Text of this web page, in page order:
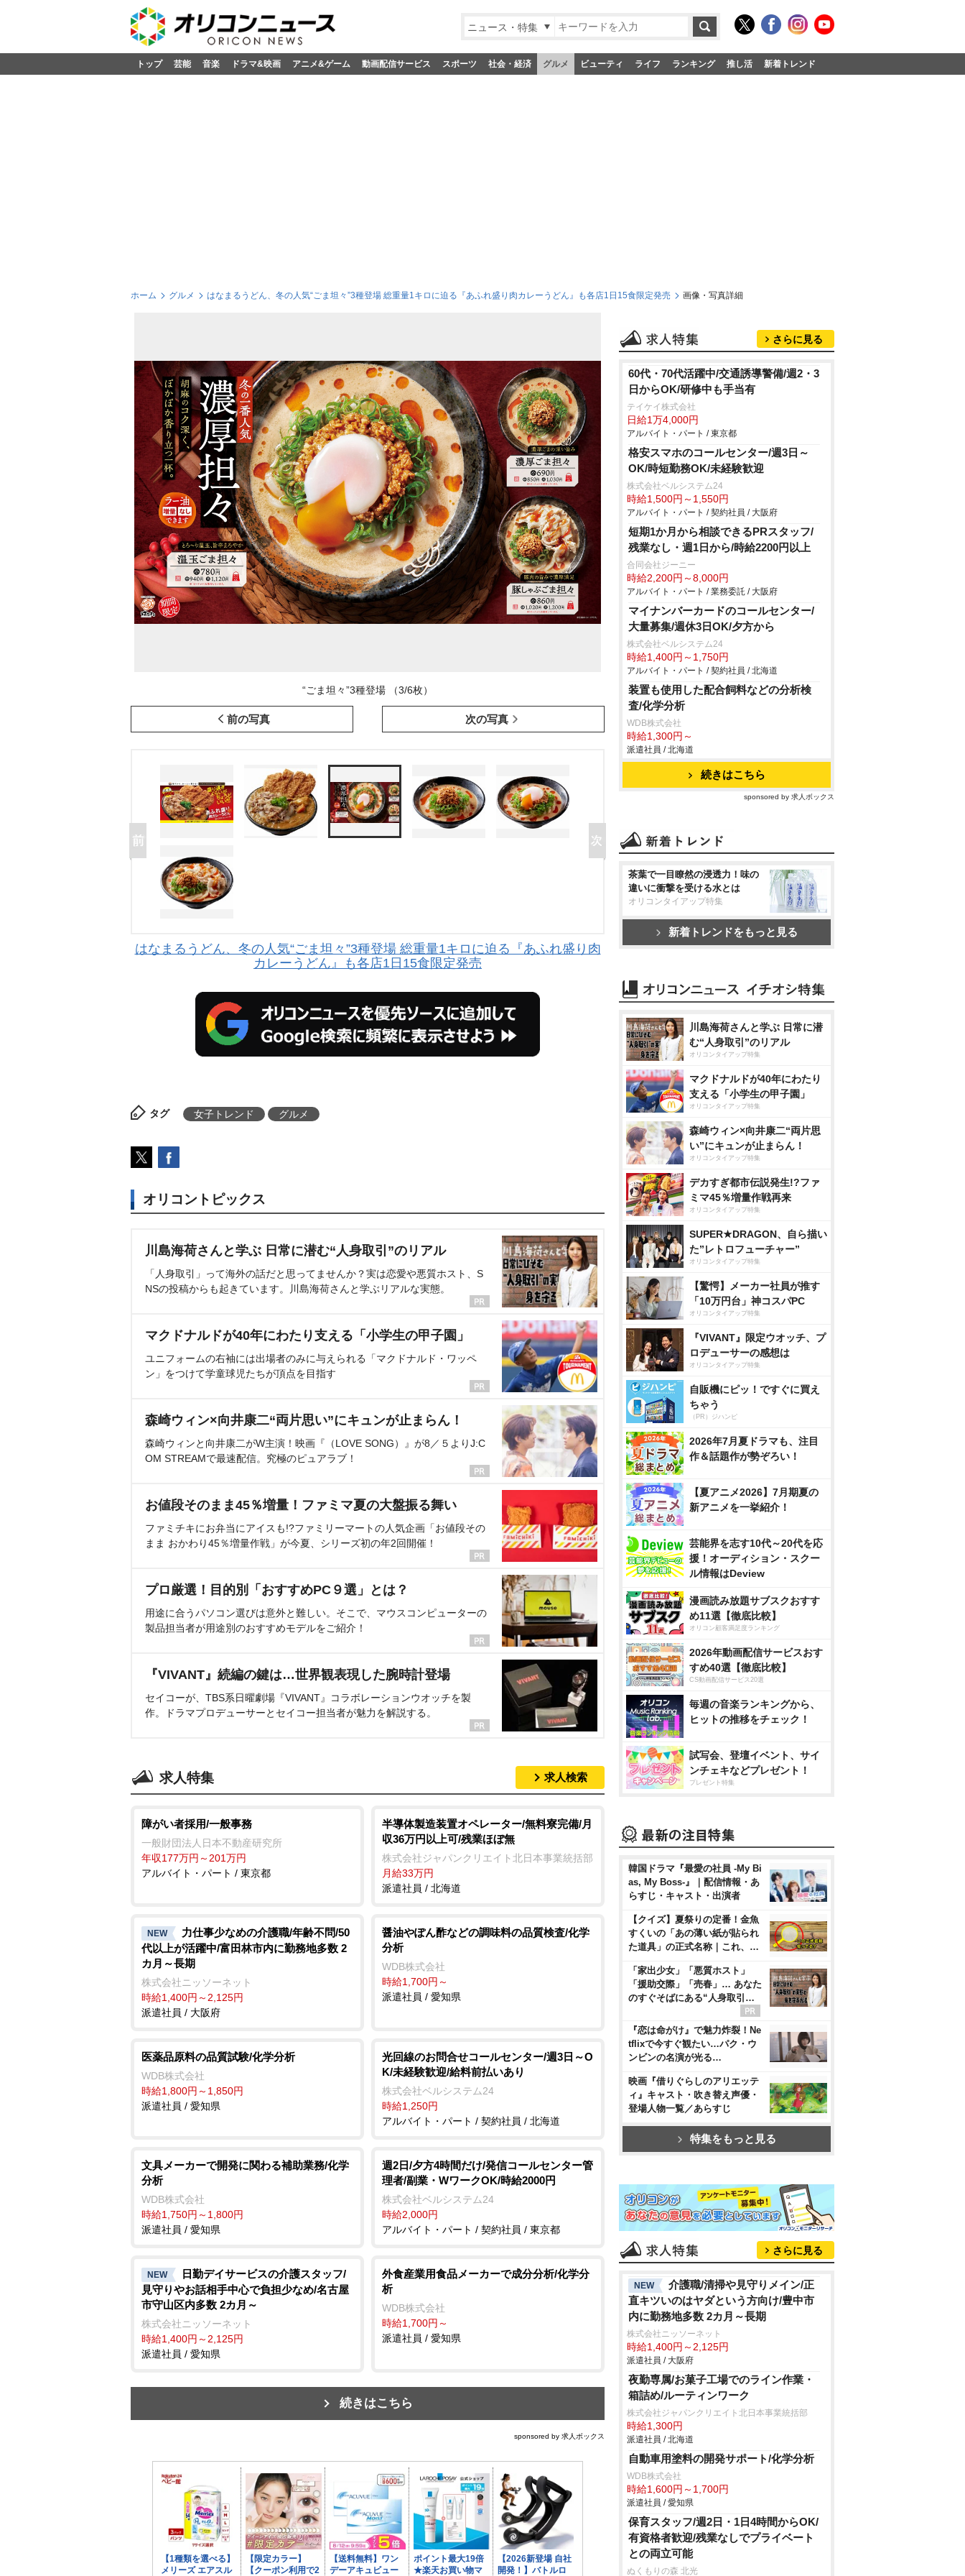
ニュース・特集
トップ 芸能 音楽 ドラマ&映画 アニメ&ゲーム 動画配信サービス スポーツ 社会・経済 グルメ ビューティ ライフ ランキング 推し活 新着トレンド
ホーム グルメ はなまるうどん、冬の人気“ごま坦々”3種登場 総重量1キロに迫る『あふれ盛り肉カレーうどん』も各店1日15食限定発売 画像・写真詳細
“ごま坦々”3種登場 （3/6枚）
前の写真 次の写真
はなまるうどん、冬の人気“ごま坦々”3種登場 総重量1キロに迫る『あふれ盛り肉
カレーうどん』も各店1日15食限定発売
タグ 女子トレンド グルメ
オリコントピックス
川島海荷さんと学ぶ 日常に潜む“人身取引”のリアル
「人身取引」って海外の話だと思ってませんか？実は恋愛や悪質ホスト、S
NSの投稿からも起きています。川島海荷さんと学ぶリアルな実態。
マクドナルドが40年にわたり支える「小学生の甲子園」
ユニフォームの右袖には出場者のみに与えられる「マクドナルド・ワッペ
ン」をつけて学童球児たちが頂点を目指す
森崎ウィン×向井康二“両片思い”にキュンが止まらん！
森崎ウィンと向井康二がW主演！映画『（LOVE SONG）』が8／５よりJ:C
OM STREAMで最速配信。究極のピュアラブ！
お値段そのまま45％増量！ファミマ夏の大盤振る舞い
ファミチキにお弁当にアイスも!?ファミリーマートの人気企画「お値段その
まま おかわり45％増量作戦」が今夏、シリーズ初の年2回開催！
プロ厳選！目的別「おすすめPC９選」とは？
用途に合うパソコン選びは意外と難しい。そこで、マウスコンピューターの
製品担当者が用途別のおすすめモデルをご紹介！
『VIVANT』続編の鍵は…世界観表現した腕時計登場
セイコーが、TBS系日曜劇場『VIVANT』コラボレーションウオッチを製
作。ドラマプロデューサーとセイコー担当者が魅力を解説する。
求人特集 求人検索
障がい者採用/一般事務
一般財団法人日本不動産研究所
年収177万円～201万円
アルバイト・パート / 東京都
半導体製造装置オペレーター/無料寮完備/月
収36万円以上可/残業ほぼ無
株式会社ジャパンクリエイト北日本事業統括部
月給33万円
派遣社員 / 北海道
NEW
力仕事少なめの介護職/年齢不問/50
代以上が活躍中/富田林市内に勤務地多数 2
カ月～長期
株式会社ニッソーネット
時給1,400円～2,125円
派遣社員 / 大阪府
醤油やぽん酢などの調味料の品質検査/化学
分析
WDB株式会社
時給1,700円～
派遣社員 / 愛知県
医薬品原料の品質試験/化学分析
WDB株式会社
時給1,800円～1,850円
派遣社員 / 愛知県
光回線のお問合せコールセンター/週3日～O
K/未経験歓迎/給料前払いあり
株式会社ベルシステム24
時給1,250円
アルバイト・パート / 契約社員 / 北海道
文具メーカーで開発に関わる補助業務/化学
分析
WDB株式会社
時給1,750円～1,800円
派遣社員 / 愛知県
週2日/夕方4時間だけ/発信コールセンター管
理者/副業・WワークOK/時給2000円
株式会社ベルシステム24
時給2,000円
アルバイト・パート / 契約社員 / 東京都
NEW
日勤デイサービスの介護スタッフ/
見守りやお話相手中心で負担少なめ/名古屋
市守山区内多数 2カ月～
株式会社ニッソーネット
時給1,400円～2,125円
派遣社員 / 愛知県
外食産業用食品メーカーで成分分析/化学分
析
WDB株式会社
時給1,700円～
派遣社員 / 愛知県
続きはこちら
sponsored by 求人ボックス
さらに見る
60代・70代活躍中/交通誘導警備/週2・3
日からOK/研修中も手当有
テイケイ株式会社
日給1万4,000円
アルバイト・パート / 東京都
格安スマホのコールセンター/週3日～
OK/時短勤務OK/未経験歓迎
株式会社ベルシステム24
時給1,500円～1,550円
アルバイト・パート / 契約社員 / 大阪府
短期1か月から相談できるPRスタッフ/
残業なし・週1日から/時給2200円以上
合同会社ジーニー
時給2,200円～8,000円
アルバイト・パート / 業務委託 / 大阪府
マイナンバーカードのコールセンター/
大量募集/週休3日OK/夕方から
株式会社ベルシステム24
時給1,400円～1,750円
アルバイト・パート / 契約社員 / 北海道
装置も使用した配合飼料などの分析検
査/化学分析
WDB株式会社
時給1,300円～
派遣社員 / 北海道
続きはこちら
sponsored by 求人ボックス
茶葉で一目瞭然の浸透力！味の
違いに衝撃を受ける水とは
オリコンタイアップ特集
新着トレンドをもっと見る
川島海荷さんと学ぶ 日常に潜
む“人身取引”のリアル
オリコンタイアップ特集
マクドナルドが40年にわたり
支える「小学生の甲子園」
オリコンタイアップ特集
森崎ウィン×向井康二“両片思
い”にキュンが止まらん！
オリコンタイアップ特集
デカすぎ都市伝説発生!?ファ
ミマ45％増量作戦再来
オリコンタイアップ特集
SUPER★DRAGON、自ら描い
た”レトロフューチャー”
オリコンタイアップ特集
【驚愕】メーカー社員が推す
「10万円台」神コスパPC
オリコンタイアップ特集
『VIVANT』限定ウオッチ、プ
ロデューサーの感想は
オリコンタイアップ特集
自販機にピッ！ですぐに買え
ちゃう
（PR）ジハンピ
2026年7月夏ドラマも、注目
作＆話題作が勢ぞろい！
【夏アニメ2026】7月期夏の
新アニメを一挙紹介！
芸能界を志す10代～20代を応
援！オーディション・スクー
ル情報はDeview
漫画読み放題サブスクおすす
め11選【徹底比較】
オリコン顧客満足度ランキング
2026年動画配信サービスおす
すめ40選【徹底比較】
CS動画配信サービス20選
毎週の音楽ランキングから、
ヒットの推移をチェック！
試写会、登壇イベント、サイ
ンチェキなどプレゼント！
プレゼント特集
韓国ドラマ『最愛の社員 -My Bi
as, My Boss-』｜配信情報・あ
らすじ・キャスト・出演者
【クイズ】夏祭りの定番！金魚
すくいの「あの薄い紙が貼られ
た道具」の正式名称｜これ、…
「家出少女」「悪質ホスト」
「援助交際」「売春」… あなた
のすぐそばにある“人身取引…
『恋は命がけ』で魅力炸裂！Ne
tflixで今すぐ観たい…パク・ウ
ンビンの名演が光る…
映画『借りぐらしのアリエッテ
ィ』キャスト・吹き替え声優・
登場人物一覧／あらすじ
特集をもっと見る
さらに見る
NEW
介護職/清掃や見守りメイン/正
直キツいのはヤダという方向け/豊中市
内に勤務地多数 2カ月～長期
株式会社ニッソーネット
時給1,400円～2,125円
派遣社員 / 大阪府
夜勤専属/お菓子工場でのライン作業・
箱詰め/ルーティンワーク
株式会社ジャパンクリエイト北日本事業統括部
時給1,300円
派遣社員 / 北海道
自動車用塗料の開発サポート/化学分析
WDB株式会社
時給1,600円～1,700円
派遣社員 / 愛知県
保育スタッフ/週2日・1日4時間からOK/
有資格者歓迎/残業なしでプライベート
との両立可能
ぬくもりの森 北光